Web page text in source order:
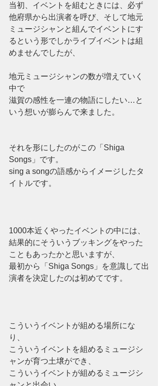
当初、イベントを組むときには、必ず
他府県から出演者を呼び、そして地元
ミュージシャンと組んでイベントにす
るという形でしかライブイベントは組
めませんでしたが、
地元ミュージシャンの数が増えていく
中で
滋賀の感性を一連の物語にしたい…と
いう想いが膨らんで来ました。
それを形にしたのがこの「Shiga
Songs」です。
sing a songの語感からイメージしたタ
イトルです。
1000本近くやったイベントの中には、
結果的にそういうブッキングをやった
こともあったかと思いますが、
最初から「Shiga Songs」を意識して出
演者を決定したのは初めてです。
こういうイベントが組める場所にな
り、
こういうイベントを組めるミュージシ
ャンが育つ土壌ができ、
こういうイベントが組めるミュージシ